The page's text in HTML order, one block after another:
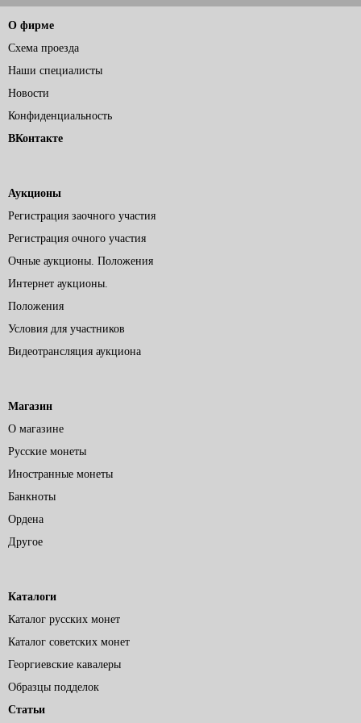
О фирме
Схема проезда
Наши специалисты
Новости
Конфиденциальность
ВКонтакте
Аукционы
Регистрация заочного участия
Регистрация очного участия
Очные аукционы. Положения
Интернет аукционы.
Положения
Условия для участников
Видеотрансляция аукциона
Магазин
О магазине
Русские монеты
Иностранные монеты
Банкноты
Ордена
Другое
Каталоги
Каталог русских монет
Каталог советских монет
Георгиевские кавалеры
Образцы подделок
Статьи